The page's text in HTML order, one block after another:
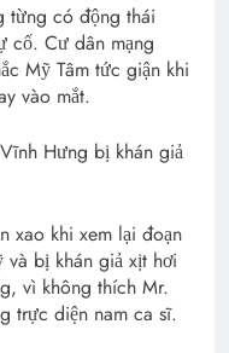
từng có động thái
cố. Cư dân mạng
Mỹ Tâm tức giận khi
vào mắt.
Hưng bị khán giả
xao khi xem lại đoạn
bị khán giả xịt hơi
vì không thích Mr.
trực diện nam ca sĩ.